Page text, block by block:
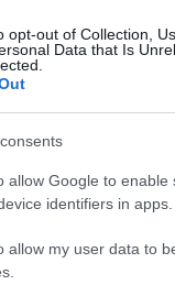
opt-out of Collection,
Data that Is
allow Google to
identifiers in apps.
allow my user data to
nu mai sunt
familie cu o
sau
tine, dar au
pentru toată
doar să îi
un cod QR